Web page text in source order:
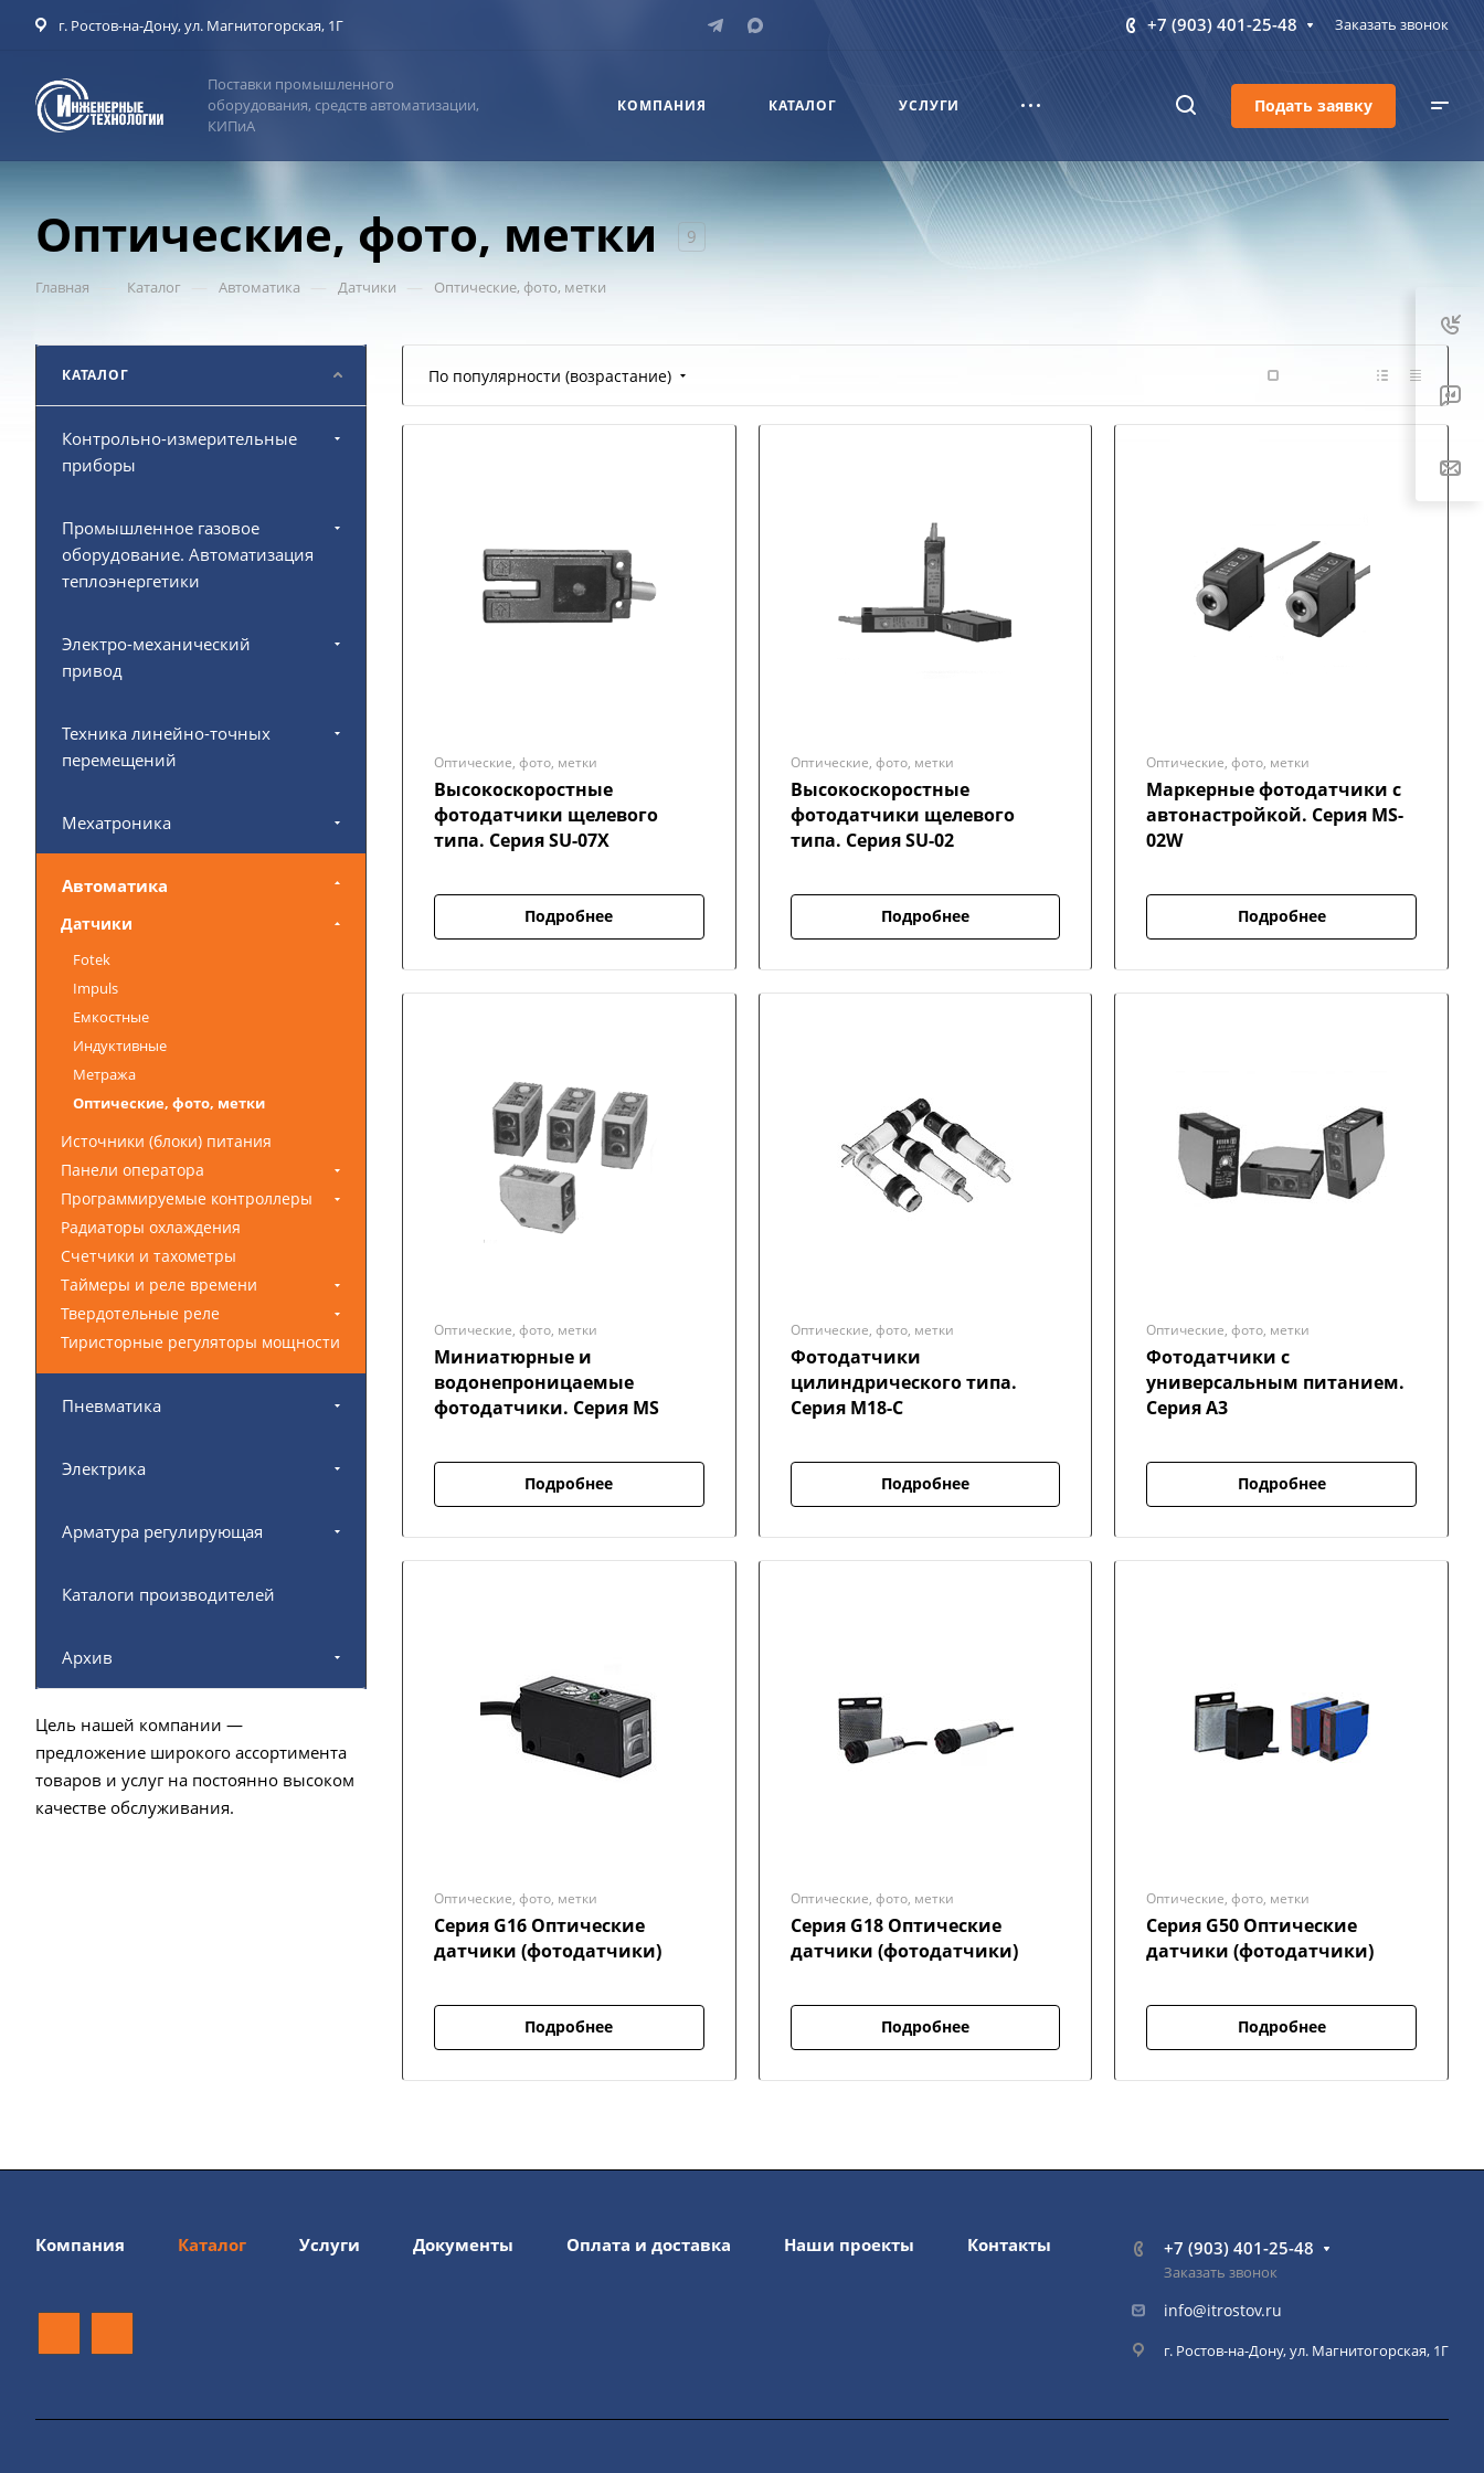
г. Ростов-на-Дону, ул. Магнитогорская, 1Г +7 (903) 401-25-48 Заказать звонок
Поставки промышленного
оборудования, средств автоматизации,
КИПиА
КОМПАНИЯ КАТАЛОГ УСЛУГИ Подать заявку
Оптические, фото, метки 9
Главная Каталог Автоматика Датчики — Оптические, фото, метки
По популярности (возрастание)
Оптические, фото, метки
Высокоскоростные
фотодатчики щелевого
типа. Серия SU-07X
Подробнее
Оптические, фото, метки
Высокоскоростные
фотодатчики щелевого
типа. Серия SU-02
Подробнее
Оптические, фото, метки
Маркерные фотодатчики с
автонастройкой. Серия MS-
02W
Подробнее
Оптические, фото, метки
Миниатюрные и
водонепроницаемые
фотодатчики. Серия MS
Подробнее
Оптические, фото, метки
Фотодатчики
цилиндрического типа.
Серия M18-C
Подробнее
Оптические, фото, метки
Фотодатчики с
универсальным питанием.
Серия А3
Подробнее
Оптические, фото, метки
Серия G16 Оптические
датчики (фотодатчики)
Подробнее
Оптические, фото, метки
Серия G18 Оптические
датчики (фотодатчики)
Подробнее
Оптические, фото, метки
Серия G50 Оптические
датчики (фотодатчики)
Подробнее
КАТАЛОГ
Контрольно-измерительные
приборы
Промышленное газовое
оборудование. Автоматизация
теплоэнергетики
Электро-механический
привод
Техника линейно-точных
перемещений
Мехатроника
Автоматика
Датчики
Fotek
Impuls
Емкостные
Индуктивные
Метража
Оптические, фото, метки
Источники (блоки) питания
Панели оператора
Программируемые контроллеры
Радиаторы охлаждения
Счетчики и тахометры
Таймеры и реле времени
Твердотельные реле
Тиристорные регуляторы мощности
Пневматика
Электрика
Арматура регулирующая
Каталоги производителей
Архив
Цель нашей компании —
предложение широкого ассортимента
товаров и услуг на постоянно высоком
качестве обслуживания.
Компания Каталог Услуги Документы Оплата и доставка Наши проекты Контакты +7 (903) 401-25-48
Заказать звонок
info@itrostov.ru
г. Ростов-на-Дону, ул. Магнитогорская, 1Г